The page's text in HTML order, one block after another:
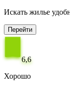
Искать жилье
Перейти
6,6
Хорошо